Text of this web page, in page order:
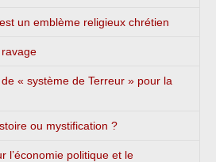
un emblème religieux chrétien
« système de Terreur » pour la
ou mystification ?
l’économie politique et le